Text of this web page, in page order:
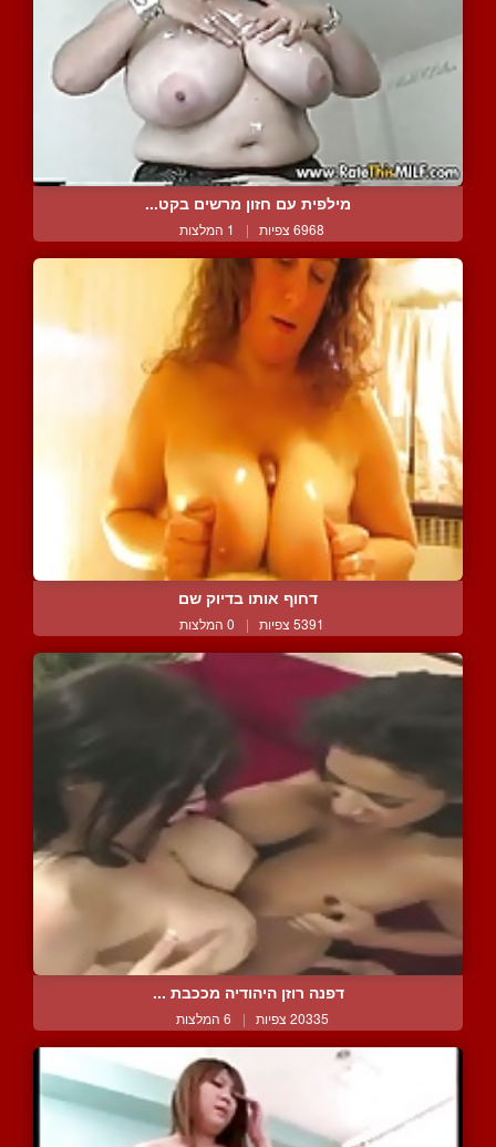
מילפית עם חזון מרשים בקט...
6968 צפיות | 1 המלצות
דחוף אותו בדיוק שם
5391 צפיות | 0 המלצות
דפנה רוזן היהודיה מככבת ...
20335 צפיות | 6 המלצות